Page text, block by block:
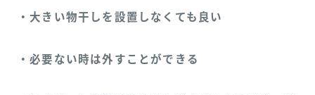
・大きい物干しを設置しなくても良い
・必要ない時は外すことができる